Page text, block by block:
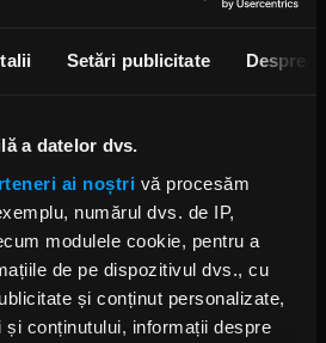
Setări publicitate Despre
a datelor dvs.
ai noștri vă procesăm
numărul dvs. de IP,
modulele cookie, pentru a
de pe dispozitivul dvs., cu
și conținut personalizate,
și conținutului, informații despre
inspiră
MARȚI, 31 MARTIE 2020
Jinjer au organizat un turneu
alături de Suicide Silence și
Toothgrinder
JOI, 5 DECEMBRIE 2019